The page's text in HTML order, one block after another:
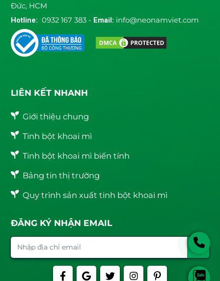
Đức, HCM
Hotline: 0932 167 383 - Email: info@neonamviet.com
LIÊN KẾT NHANH
Giới thiệu chung
Tinh bột khoai mì
Tinh bột khoai mì biến tính
Bảng tin thị trường
Quy trình sản xuất tinh bột khoai mì
ĐĂNG KÝ NHẬN EMAIL